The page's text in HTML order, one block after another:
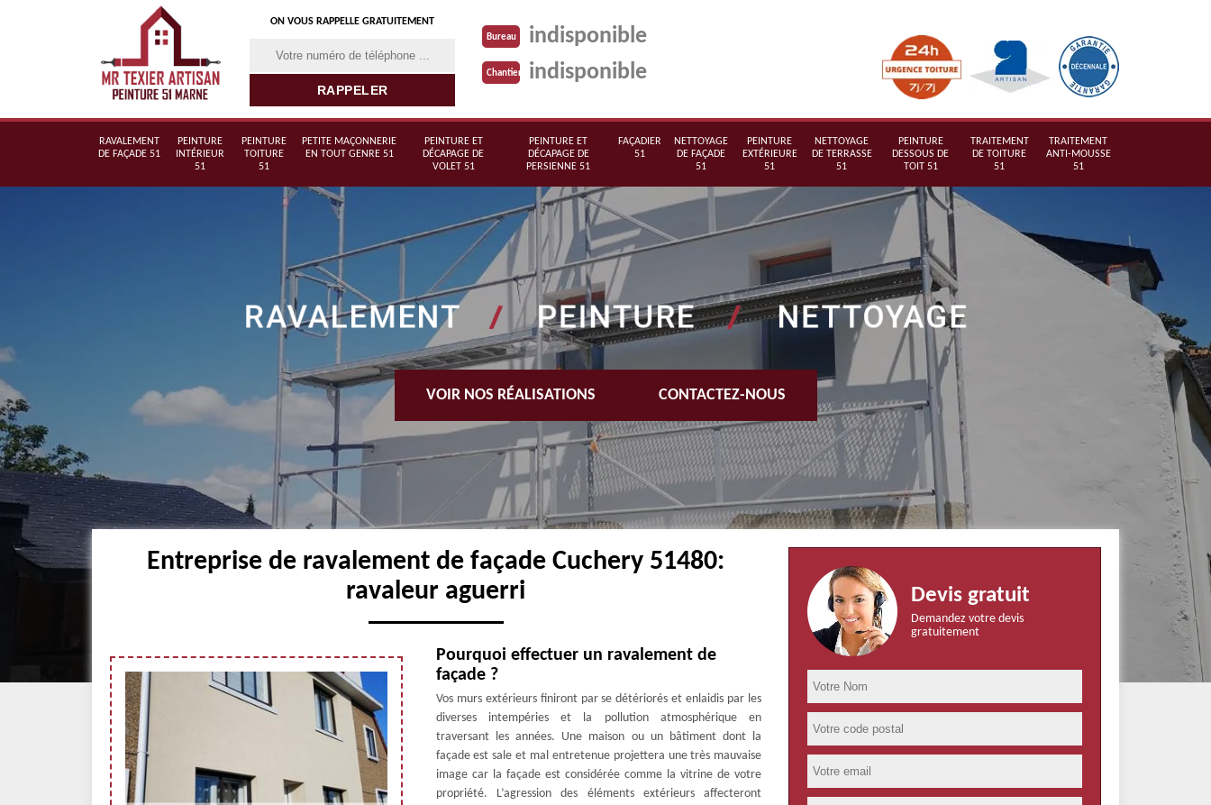
ON VOUS RAPPELLE GRATUITEMENT
Bureau indisponible
Chantier indisponible
RAVALEMENT
DE FAÇADE 51
PEINTURE
INTÉRIEUR
51
PEINTURE
TOITURE
51
PETITE MAÇONNERIE
EN TOUT GENRE 51
PEINTURE ET
DÉCAPAGE DE
VOLET 51
PEINTURE ET
DÉCAPAGE DE
PERSIENNE 51
FAÇADIER
51
NETTOYAGE
DE FAÇADE
51
PEINTURE
EXTÉRIEURE
51
NETTOYAGE
DE TERRASSE
51
PEINTURE
DESSOUS DE
TOIT 51
TRAITEMENT
DE TOITURE
51
TRAITEMENT
ANTI-MOUSSE
51
VOIR NOS RÉALISATIONS CONTACTEZ-NOUS
Entreprise de ravalement de façade Cuchery 51480:
ravaleur aguerri
Pourquoi effectuer un ravalement de
façade ?
Vos murs extérieurs finiront par se détériorés et enlaidis par les
diverses intempéries et la pollution atmosphérique en
traversant les années. Une maison ou un bâtiment dont la
façade est sale et mal entretenue projettera une très mauvaise
image car la façade est considérée comme la vitrine de votre
propriété. L’agression des éléments extérieurs affecteront
Devis gratuit
Demandez votre devis
gratuitement